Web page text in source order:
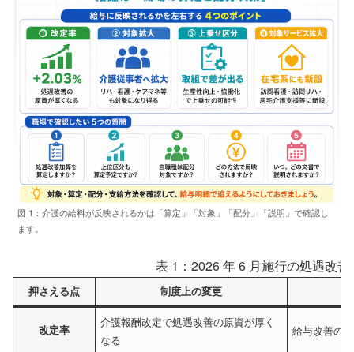
図 1：介護の給料が反映されるかは「算定」「対象」「配分」「説明」で確認し
ます。
表 1：2026 年 6 月施行の処遇改
押さえる点 制度上の変更
改定率
介護報酬改定で処遇改善の原資が厚く
なる
給与改善の